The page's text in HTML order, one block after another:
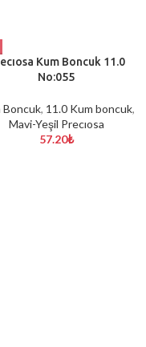
Kum Boncuk 11.0
No:055
Boncuk, 11.0 Kum boncuk,
Mavi-Yeşil Precıosa
57.20₺